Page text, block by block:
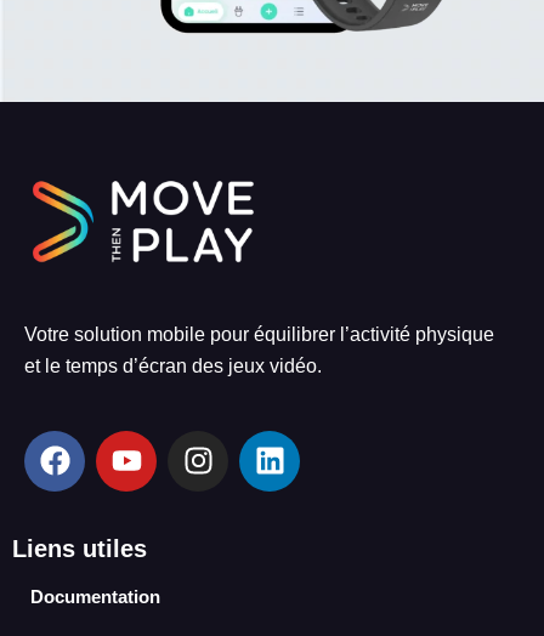
Votre solution mobile pour équilibrer l’activité physique
et le temps d’écran des jeux vidéo.
F
a
e
b
o
Y
o
t
u
b
I
n
L
i
Liens utiles
Documentation